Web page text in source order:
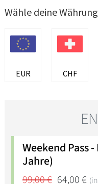
Wähle deine Währung
EUR CHF